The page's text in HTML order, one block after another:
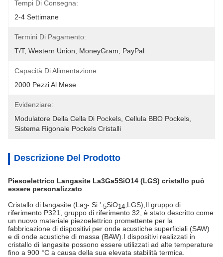
Tempi Di Consegna:
2-4 Settimane
Termini Di Pagamento:
T/T, Western Union, MoneyGram, PayPal
Capacità Di Alimentazione:
2000 Pezzi Al Mese
Evidenziare:
Modulatore Della Cella Di Pockels Cellula BBO Pockels
Sistema Rigonale Pockels Cristalli
Descrizione Del Prodotto
Piesoelettrico Langasite La3Ga5SiO14 (LGS) cristallo può
essere personalizzato
Cristallo di langasite (La3- Si '. 5SiO14 ,LGS), Il gruppo di
riferimento P321, gruppo di riferimento 32, è stato descritto come
un nuovo materiale piezoelettrico promettente per la
fabbricazione di dispositivi per onde acustiche superficiali (SAW)
e di onde acustiche di massa (BAW).I dispositivi realizzati in
cristallo di langasite possono essere utilizzati ad alte temperature
fino a 900 °C a causa della sua elevata stabilità termica.